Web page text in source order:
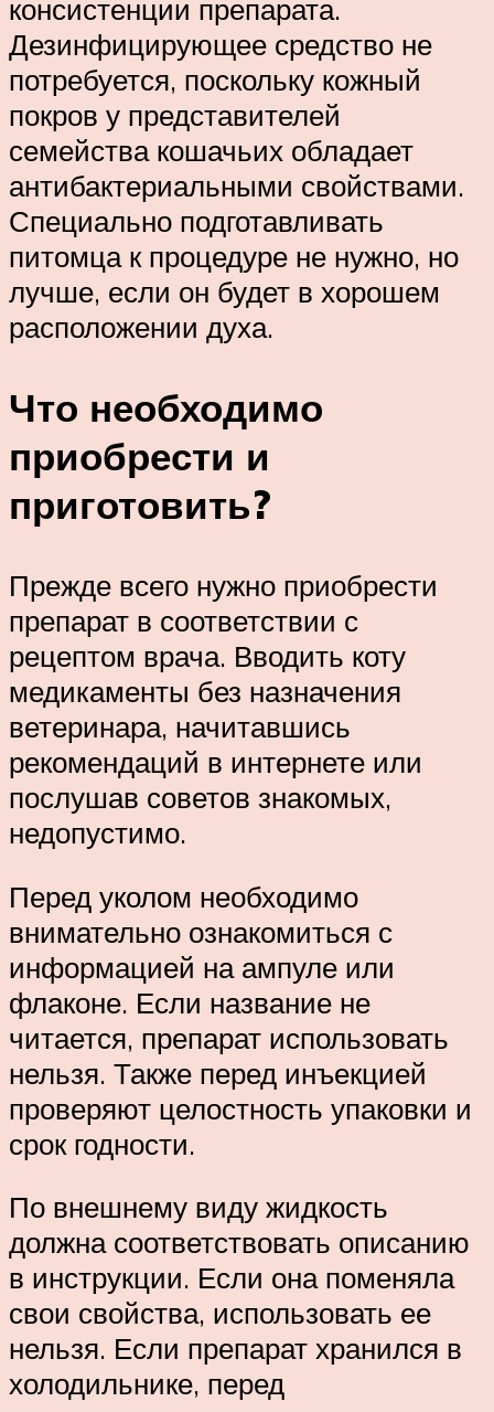
консистенции препарата.
Дезинфицирующее средство не
потребуется, поскольку кожный
покров у представителей
семейства кошачьих обладает
антибактериальными свойствами.
Специально подготавливать
питомца к процедуре не нужно, но
лучше, если он будет в хорошем
расположении духа.
Что необходимо
приобрести и
приготовить?
Прежде всего нужно приобрести
препарат в соответствии с
рецептом врача. Вводить коту
медикаменты без назначения
ветеринара, начитавшись
рекомендаций в интернете или
послушав советов знакомых,
недопустимо.
Перед уколом необходимо
внимательно ознакомиться с
информацией на ампуле или
флаконе. Если название не
читается, препарат использовать
нельзя. Также перед инъекцией
проверяют целостность упаковки и
срок годности.
По внешнему виду жидкость
должна соответствовать описанию
в инструкции. Если она поменяла
свои свойства, использовать ее
нельзя. Если препарат хранился в
холодильнике, перед